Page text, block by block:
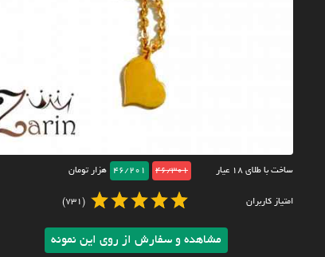
ساخت با طلای ۱۸ عیار 46/301
46/201 هزار تومان
امتیاز کاربران (731)
مشاهده و سفارش از روی این نمونه